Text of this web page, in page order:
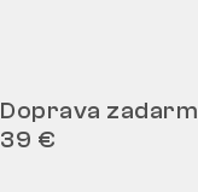
Doprava
39 €